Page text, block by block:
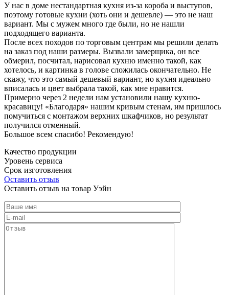
У нас в доме нестандартная кухня из-за короба и выступов,
поэтому готовые кухни (хоть они и дешевле) — это не наш
вариант. Мы с мужем много где были, но не нашли
подходящего варианта.
После всех походов по торговым центрам мы решили делать
на заказ под наши размеры. Вызвали замерщика, он все
обмерил, посчитал, нарисовал кухню именно такой, как
хотелось, и картинка в голове сложилась окончательно. Не
скажу, что это самый дешевый вариант, но кухня идеально
вписалась и цвет выбрала такой, как мне нравится.
Примерно через 2 недели нам установили нашу кухню-
красавицу! «Благодаря» нашим кривым стенам, им пришлось
помучиться с монтажом верхних шкафчиков, но результат
получился отменный.
Большое всем спасибо! Рекомендую!
Качество продукции
Уровень сервиса
Срок изготовления
Оставить отзыв
Оставить отзыв на товар Уэйн